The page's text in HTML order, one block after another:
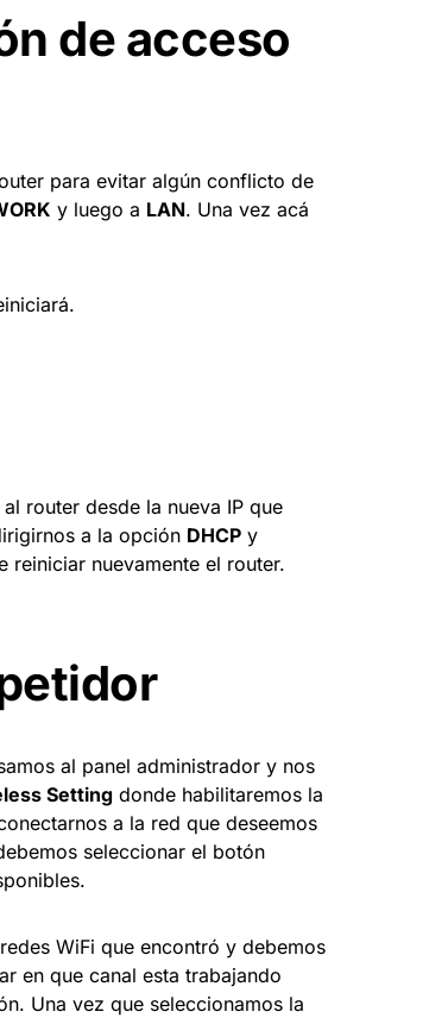
de acceso
para evitar algún conflicto de
y luego a LAN. Una vez acá
router desde la nueva IP que
a la opción DHCP y
reiniciar nuevamente el router.
al panel administrador y nos
Setting donde habilitaremos la
a la red que deseemos
seleccionar el botón
WiFi que encontró y debemos
en que canal esta trabajando
Una vez que seleccionamos la